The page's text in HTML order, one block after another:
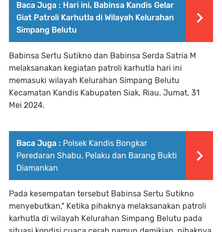
Baca Juga : Hari ini, Babinsa Kandis Gelar
Giat Patroli Karhutla di Wilayah Kelurahan
Simpang Belutu
Babinsa Sertu Sutikno dan Babinsa Serda Satria M
melaksanakan kegiatan patroli karhutla hari ini
memasuki wilayah Kelurahan Simpang Belutu
Kecamatan Kandis Kabupaten Siak, Riau. Jumat, 31
Mei 2024.
Baca Juga : Polsek Kandis Bongkar
Peredaran Shabu, Pelaku dan Barang Bukti
Diamankan
Pada kesempatan tersebut Babinsa Sertu Sutikno
menyebutkan," Ketika pihaknya melaksanakan patroli
karhutla di wilayah Kelurahan Simpang Belutu pada